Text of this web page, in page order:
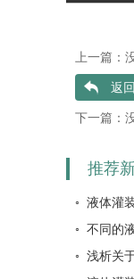
上一篇：
返
下一篇：
推荐
◦ 不同的
◦ 浅析关